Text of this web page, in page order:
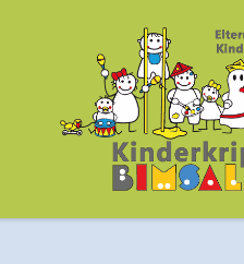
Kinderkrippe